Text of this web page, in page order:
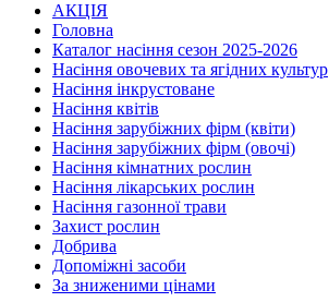
АКЦІЯ
Головна
Каталог насіння сезон 2025-2026
Насіння овочевих та ягідних культур
Насіння інкрустоване
Насіння квітів
Насіння зарубіжних фірм (квіти)
Насіння зарубіжних фірм (овочі)
Насіння кімнатних рослин
Насіння лікарських рослин
Насіння газонної трави
Захист рослин
Добрива
Допоміжні засоби
За зниженими цінами